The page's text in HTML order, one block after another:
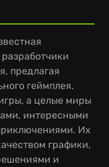
предлагая
геймплея.
а целые миры
интересными
Их
графики,
и